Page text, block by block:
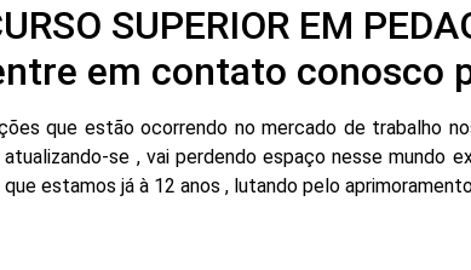
SUPERIOR EM
em contato conosco
que estão ocorrendo no mercado de trabalho
se , vai perdendo espaço nesse mundo
estamos já à 12 anos , lutando pelo